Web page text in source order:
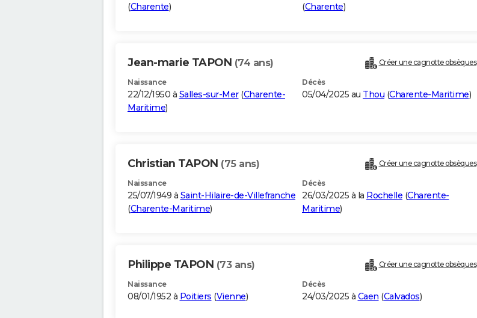
(Charente)
(Charente)
Jean-marie TAPON (74 ans) Créer une cagnotte obsèques
Naissance
22/12/1950 à Salles-sur-Mer(Charente-
Maritime)
Décès
05/04/2025 au Thou (Charente-Maritime)
Christian TAPON (75 ans) Créer une cagnotte obsèques
Naissance
25/07/1949 à Saint-Hilaire-de-Villefranche
(Charente-Maritime)
Décès
26/03/2025 à la Rochelle (Charente-
Maritime)
Philippe TAPON (73 ans) Créer une cagnotte obsèques
Naissance
08/01/1952 à Poitiers (Vienne)
Décès
24/03/2025 à Caen (Calvados)